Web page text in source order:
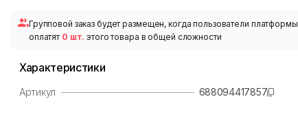
Групповой заказ будет размещен, когда пользователи платформы
оплатят 0 шт. этого товара в общей сложности
Характеристики
Артикул 688094417857